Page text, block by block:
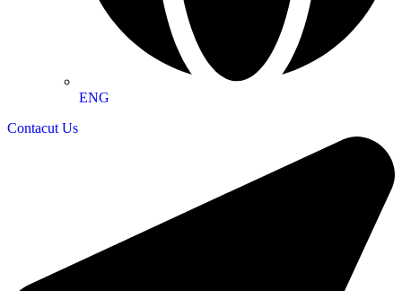
ENG
Contacut Us